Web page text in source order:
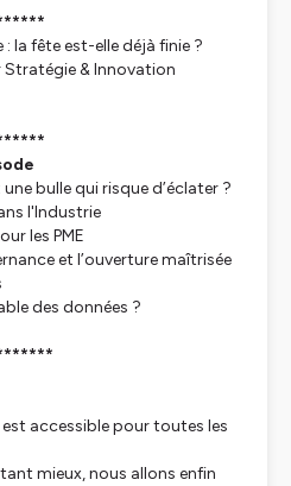
: la fête est-elle déjà finie ?
Stratégie & Innovation
bulle qui risque d’éclater ?
l'Industrie
les PME
et l’ouverture maîtrisée
des données ?
est accessible pour toutes les
tant mieux, nous allons enfin